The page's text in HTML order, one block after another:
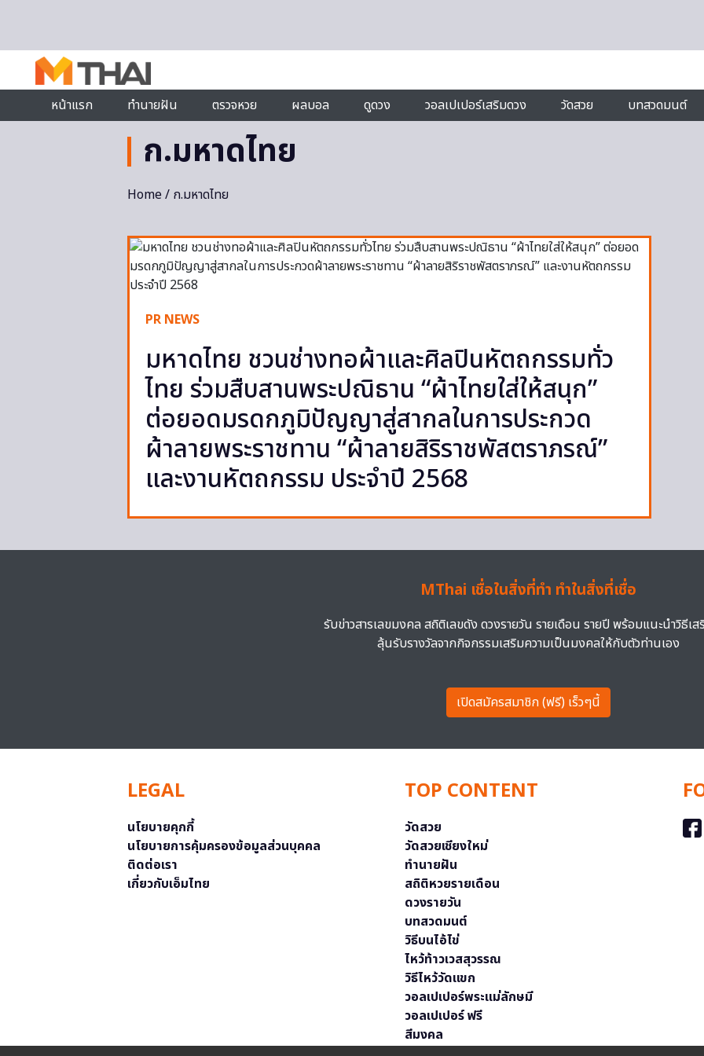
หน้าแรก
ทำนายฝัน ตรวจหวย ผลบอล ดูดวง วอลเปเปอร์เสริมดวง วัดสวย บทสวดมนต์
ก.มหาดไทย
Home/ ก.มหาดไทย
PR NEWS
มหาดไทย ชวนช่างทอผ้าและศิลปินหัตถกรรมทั่ว
ไทย ร่วมสืบสานพระปณิธาน “ผ้าไทยใส่ให้สนุก”
ต่อยอดมรดกภูมิปัญญาสู่สากลในการประกวด
ผ้าลายพระราชทาน “ผ้าลายสิริราชพัสตราภรณ์”
และงานหัตถกรรม ประจำปี 2568
MThai เชื่อในสิ่งที่ทำ ทำในสิ่งที่เชื่อ
รับข่าวสารเลขมงคล สถิติเลขดัง ดวงรายวัน รายเดือน รายปี พร้อมแนะนำวิธีเส
ลุ้นรับรางวัลจากกิจกรรมเสริมความเป็นมงคลให้กับตัวท่านเอง
เปิดสมัครสมาชิก (ฟรี) เร็วๆนี้
LEGAL
นโยบายคุกกี้
นโยบายการคุ้มครองข้อมูลส่วนบุคคล
ติดต่อเรา
เกี่ยวกับเอ็มไทย
TOP CONTENT
วัดสวย
วัดสวยเชียงใหม่
ทำนายฝัน
สถิติหวยรายเดือน
ดวงรายวัน
บทสวดมนต์
วิธีบนไอ้ไข่
ไหว้ท้าวเวสสุวรรณ
วิธีไหว้วัดแขก
วอลเปเปอร์พระแม่ลักษมี
วอลเปเปอร์ ฟรี
สีมงคล